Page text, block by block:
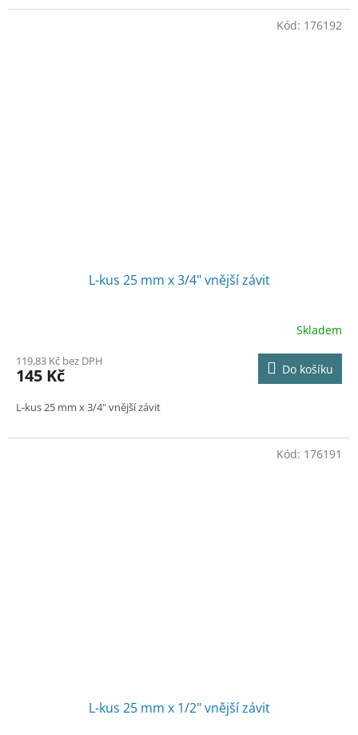
L-kus 25 mm x 3/4" vnější závit
Skladem
119,83 Kč bez DPH
145 Kč Do košíku
L-kus 25 mm x 3/4" vnější závit
Kód: 176192
L-kus 25 mm x 1/2" vnější závit
Kód: 176191